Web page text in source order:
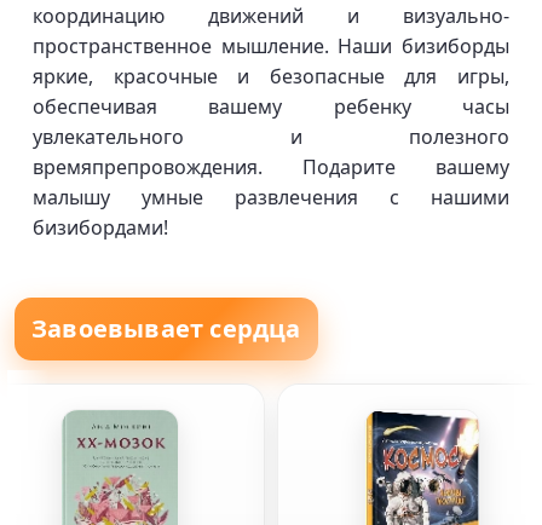
координацию движений и визуально-
пространственное мышление. Наши бизиборды
яркие, красочные и безопасные для игры,
обеспечивая вашему ребенку часы
увлекательного и полезного
времяпрепровождения. Подарите вашему
малышу умные развлечения с нашими
бизибордами!
Завоевывает сердца